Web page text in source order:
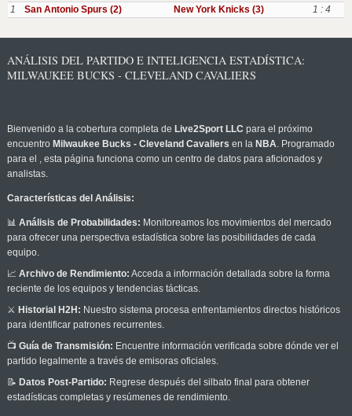
1 San Antonio Spurs (2) New York Knicks (3) 1 : 4
ANÁLISIS DEL PARTIDO E INTELIGENCIA ESTADÍSTICA:
MILWAUKEE BUCKS - CLEVELAND CAVALIERS
Bienvenido a la cobertura completa de Live2Sport LLC para el próximo
encuentro Milwaukee Bucks - Cleveland Cavaliers en la NBA. Programado
para el , esta página funciona como un centro de datos para aficionados y
analistas.
Características del Análisis:
📊 Análisis de Probabilidades: Monitoreamos los movimientos del mercado
para ofrecer una perspectiva estadística sobre las posibilidades de cada
equipo.
📈 Archivo de Rendimiento: Acceda a información detallada sobre la forma
reciente de los equipos y tendencias tácticas.
⚔️ Historial H2H: Nuestro sistema procesa enfrentamientos directos históricos
para identificar patrones recurrentes.
📺 Guía de Transmisión: Encuentre información verificada sobre dónde ver el
partido legalmente a través de emisoras oficiales.
📝 Datos Post-Partido: Regrese después del silbato final para obtener
estadísticas completas y resúmenes de rendimiento.